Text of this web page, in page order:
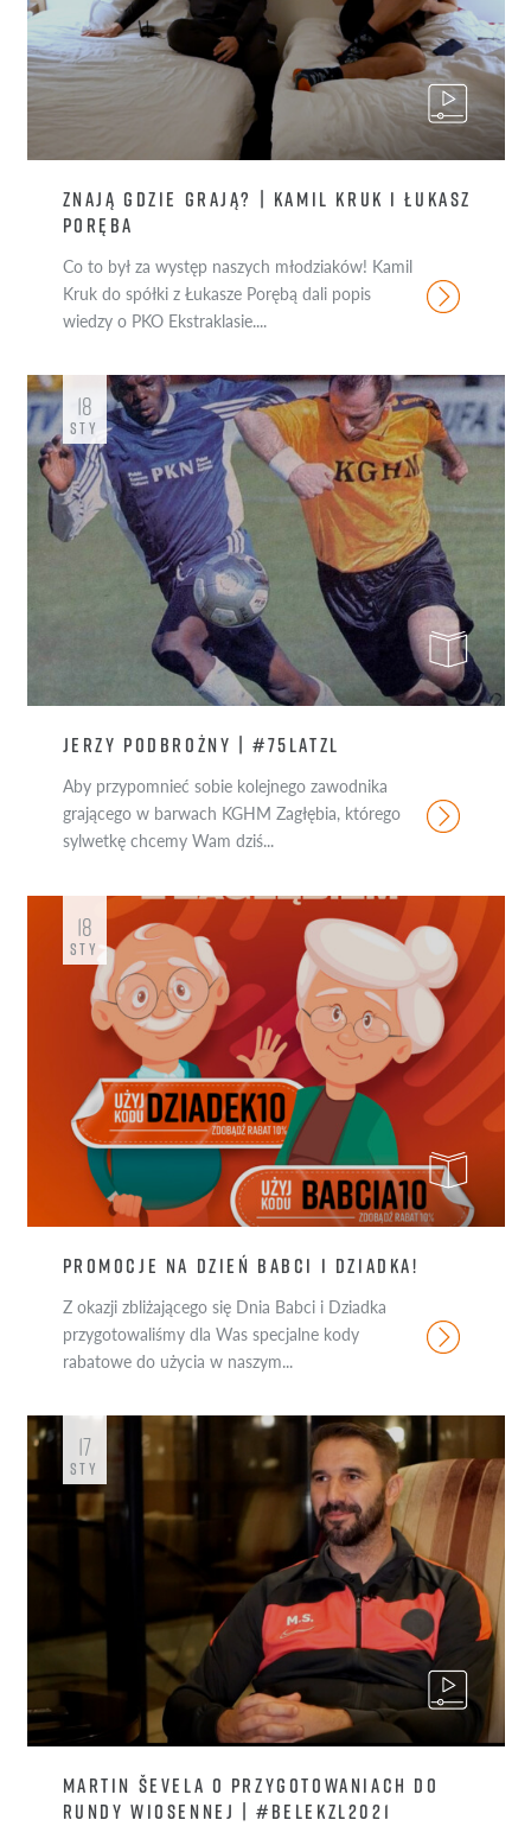
ZNAJĄ GDZIE GRAJĄ? | KAMIL KRUK I ŁUKASZ
PORĘBA
Co to był za występ naszych młodziaków! Kamil
Kruk do spółki z Łukasze Porębą dali popis
wiedzy o PKO Ekstraklasie....
JERZY PODBROŻNY | #75LATZL
Aby przypomnieć sobie kolejnego zawodnika
grającego w barwach KGHM Zagłębia, którego
sylwetkę chcemy Wam dziś...
18
STY
PROMOCJE NA DZIEŃ BABCI I DZIADKA!
Z okazji zbliżającego się Dnia Babci i Dziadka
przygotowaliśmy dla Was specjalne kody
rabatowe do użycia w naszym...
18
STY
MARTIN ŠEVELA O PRZYGOTOWANIACH DO
RUNDY WIOSENNEJ | #BELEKZL2021
17
STY